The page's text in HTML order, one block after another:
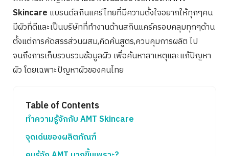
Skincare แบรนด์สกินแคร์ไทยที่มีความตั้งใจอยากให้ทุกๆคน
มีผิวที่ดีและเป็นบริษัทที่ทำงานด้านสกินแคร์ครอบคลุมทุกๆด้าน
ตั้งแต่การคัดสรรส่วนผสม,คิดค้นสูตร,ควบคุมการผลิต ไป
จนถึงการเก็บรวบรวมข้อมูลผิว เพื่อค้นหาสาเหตุและแก้ปัญหา
ผิว โดยเฉพาะปัญหาผิวของคนไทย
Table of Contents
ทำความรู้จักกับ AMT Skincare
จุดเด่นของผลิตภัณฑ์